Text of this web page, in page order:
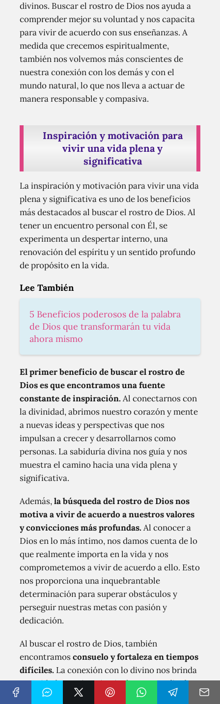
divinos. Buscar el rostro de Dios nos ayuda a
comprender mejor su voluntad y nos capacita
para vivir de acuerdo con sus enseñanzas. A
medida que crecemos espiritualmente,
también nos volvemos más conscientes de
nuestra conexión con los demás y con el
mundo natural, lo que nos lleva a actuar de
manera responsable y compasiva.
Inspiración y motivación para
vivir una vida plena y
significativa
La inspiración y motivación para vivir una vida
plena y significativa es uno de los beneficios
más destacados al buscar el rostro de Dios. Al
tener un encuentro personal con Él, se
experimenta un despertar interno, una
renovación del espíritu y un sentido profundo
de propósito en la vida.
Lee También
5 Beneficios poderosos de la palabra
de Dios que transformarán tu vida
ahora mismo
El primer beneficio de buscar el rostro de
Dios es que encontramos una fuente
constante de inspiración.Al conectarnos con
la divinidad, abrimos nuestro corazón y mente
a nuevas ideas y perspectivas que nos
impulsan a crecer y desarrollarnos como
personas. La sabiduría divina nos guía y nos
muestra el camino hacia una vida plena y
significativa.
Además,la búsqueda del rostro de Dios nos
motiva a vivir de acuerdo a nuestros valores
y convicciones más profundas.Al conocer a
Dios en lo más íntimo, nos damos cuenta de lo
que realmente importa en la vida y nos
comprometemos a vivir de acuerdo a ello. Esto
nos proporciona una inquebrantable
determinación para superar obstáculos y
perseguir nuestras metas con pasión y
dedicación.
Al buscar el rostro de Dios, también
encontramosconsuelo y fortaleza en tiempos
difíciles. La conexión con lo divino nos brinda
serenidad y paz interior, incluso en medio de
las tormentas de la vida. Esta tranquilidad nos